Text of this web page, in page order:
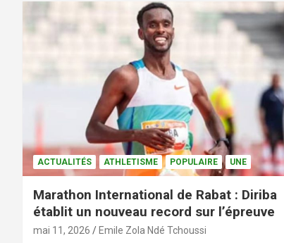
ACTUALITÉS ATHLETISME POPULAIRE UNE
Marathon International de Rabat : Diriba
établit un nouveau record sur l’épreuve
mai 11, 2026 Emile Zola Ndé Tchoussi